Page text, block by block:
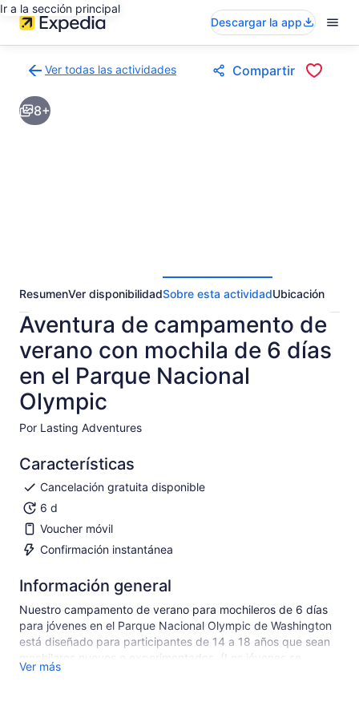
Ir a la sección principal
Descargar la app
Ver todas las actividades
a
la
página
Compartir
8+
ResumenVer disponibilidadSobre esta actividadUbicación
Aventura de campamento de
verano con mochila de 6 días
en el Parque Nacional
Olympic
Por Lasting Adventures
Características
Cancelación gratuita disponible
6 d
Voucher móvil
Confirmación instantánea
Información general
Nuestro campamento de verano para mochileros de 6 días
para jóvenes en el Parque Nacional Olympic de Washington
está diseñado para participantes de 14 a 18 años que sean
mochileros nuevos o experimentados. (Los jóvenes se
agruparán con edades similares). Este campamento de
Ver más